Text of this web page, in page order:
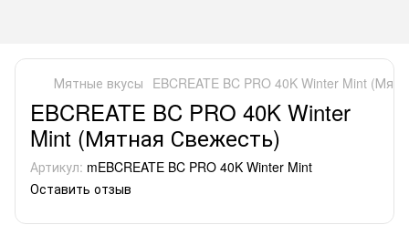
Мятные вкусы EBCREATE BC PRO 40K Winter Mint
EBCREATE BC PRO 40K Winter
Mint (Мятная Свежесть)
Артикул: mEBCREATE BC PRO 40K Winter Mint
Оставить отзыв